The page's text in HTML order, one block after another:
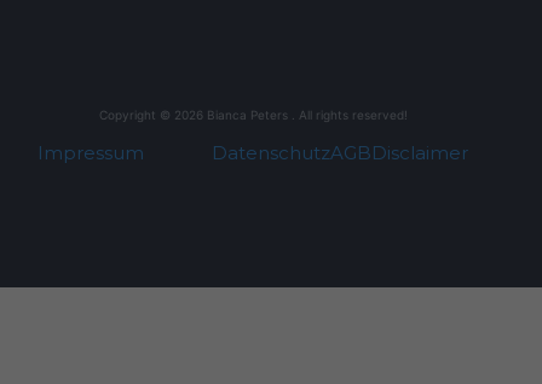
Copyright © 2026 Bianca Peters . All rights reserved!
Impressum DatenschutzAGBDisclaimer